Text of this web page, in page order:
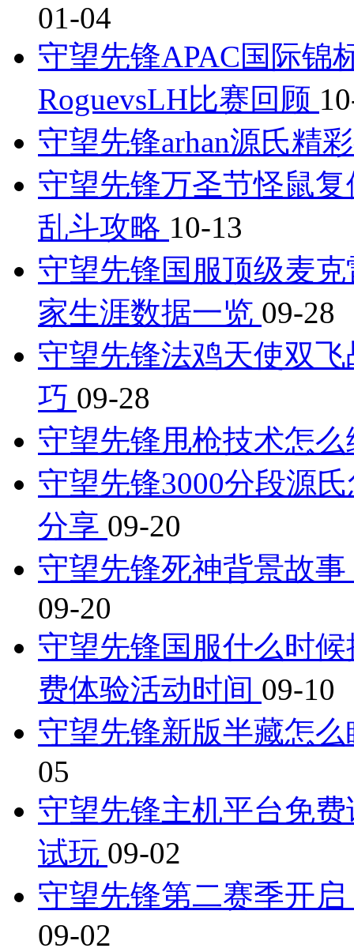
01-04
守望先锋APAC国际锦
RoguevsLH比赛回顾
守望先锋arhan源氏精
守望先锋万圣节怪鼠
乱斗攻略 10-13
守望先锋国服顶级麦
家生涯数据一览 09-28
守望先锋法鸡天使双
巧 09-28
守望先锋甩枪技术怎
守望先锋3000分段源
分享 09-20
守望先锋死神背景故
09-20
守望先锋国服什么时
费体验活动时间 09-10
守望先锋新版半藏怎
05
守望先锋主机平台免
试玩 09-02
守望先锋第二赛季开
09-02